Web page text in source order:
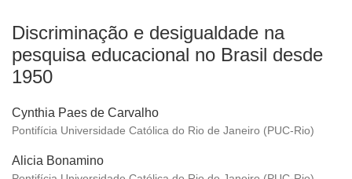
Discriminação e desigualdade na
pesquisa educacional no Brasil desde
1950
Cynthia Paes de Carvalho
Pontifícia Universidade Católica do Rio de Janeiro (PUC-Rio)
Alicia Bonamino